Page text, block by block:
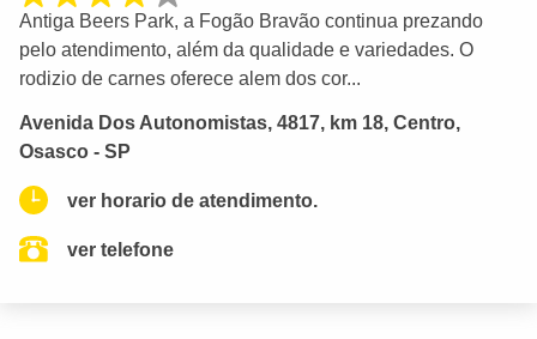
Antiga Beers Park, a Fogão Bravão continua prezando
pelo atendimento, além da qualidade e variedades. O
rodizio de carnes oferece alem dos cor...
Avenida Dos Autonomistas, 4817, km 18, Centro,
Osasco - SP
ver horario de atendimento.
ver telefone